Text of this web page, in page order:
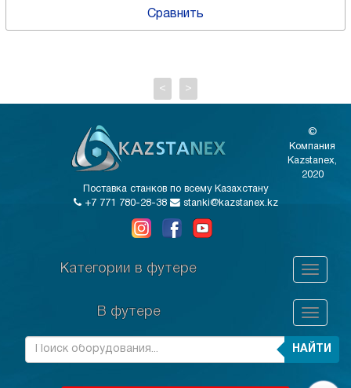
Сравнить
< >
©
Компания
Kazstanex,
2020
Поставка станков по всему Казахстану
+7 771 780-28-38
stanki@kazstanex.kz
Категории в футере
В футере
НАЙТИ